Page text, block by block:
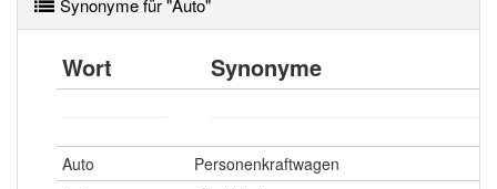
Singular
das
Auto
Akkusativ
Auto
Plural
Nominativ
Autos
Akkusativ
Synonyme für "Auto"
Wort Synonyme
Auto
Personenkraftwagen